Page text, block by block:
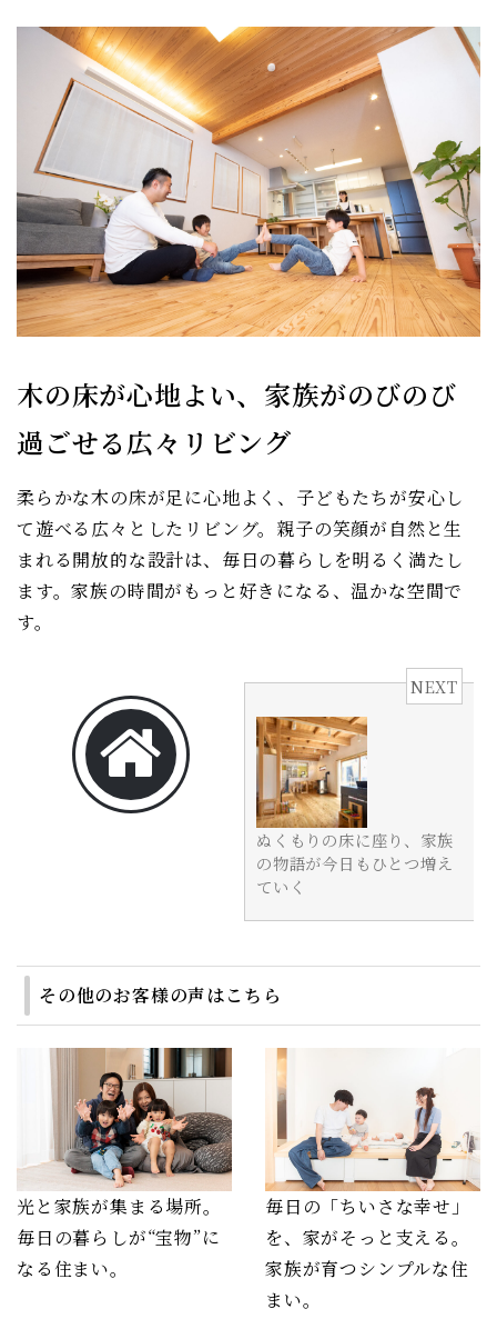
木の床が心地よい、家族がのびのび
過ごせる広々リビング
柔らかな木の床が足に心地よく、子どもたちが安心し
て遊べる広々としたリビング。親子の笑顔が自然と生
まれる開放的な設計は、毎日の暮らしを明るく満たし
ます。家族の時間がもっと好きになる、温かな空間で
す。
NEXT
ぬくもりの床に座り、家族
の物語が今日もひとつ増え
ていく
その他のお客様の声はこちら
光と家族が集まる場所。
毎日の暮らしが“宝物”に
なる住まい。
毎日の「ちいさな幸せ」
を、家がそっと支える。
家族が育つシンプルな住
まい。